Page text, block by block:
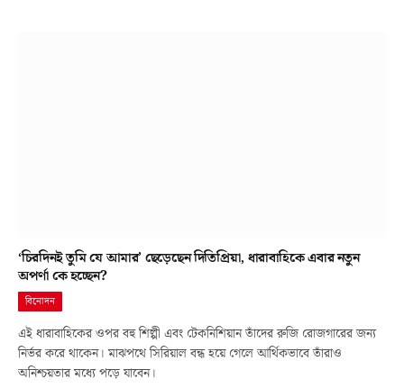
‘চিরদিনই তুমি যে আমার’ ছেড়েছেন দিতিপ্রিয়া, ধারাবাহিকে এবার নতুন
অপর্ণা কে হচ্ছেন?
বিনোদন
এই ধারাবাহিকের ওপর বহু শিল্পী এবং টেকনিশিয়ান তাঁদের রুজি রোজগারের জন্য
নির্ভর করে থাকেন। মাঝপথে সিরিয়াল বন্ধ হয়ে গেলে আর্থিকভাবে তাঁরাও
অনিশ্চয়তার মধ্যে পড়ে যাবেন।